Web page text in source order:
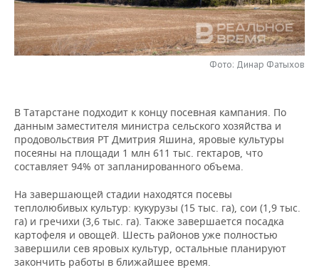
ЭНЕРГЕТИКА
УСЛУГИ
МЕДИА
ТЕЛЕКОММУНИКАЦИИ
ВЫЕЗДНАЯ РЕДАКЦИЯ
БИЗНЕС-БРАНЧИ
ОТКРЫТАЯ ЛЕКЦИЯ
НОВОСТИ СПОРТА
ФУТБОЛ
БАСКЕТБОЛ
ВОЛЕЙБОЛ
ФИГУРНОЕ КАТАНИЕ
ВОДНЫЕ ВИДЫ СПОРТА
ОБЩЕСТВО
НОВОСТИ ОБЩЕСТВА
ИНФРАСТРУКТУРА
ИСТОРИЯ
МЕДИЦИНА
ОБРАЗОВАНИЕ
ФОТОГАЛЕРЕЯ
СПРАВОЧНИК
СПИСОК ПЕРСОН
ПОЛНАЯ ВЕРСИЯ
Фото: Динар Фатыхов
В Татарстане подходит к концу посевная кампания. По
данным заместителя министра сельского хозяйства и
продовольствия РТ Дмитрия Яшина, яровые культуры
посеяны на площади 1 млн 611 тыс. гектаров, что
составляет 94% от запланированного объема.
На завершающей стадии находятся посевы
теплолюбивых культур: кукурузы (15 тыс. га), сои (1,9 тыс.
га) и гречихи (3,6 тыс. га). Также завершается посадка
картофеля и овощей. Шесть районов уже полностью
завершили сев яровых культур, остальные планируют
закончить работы в ближайшее время.